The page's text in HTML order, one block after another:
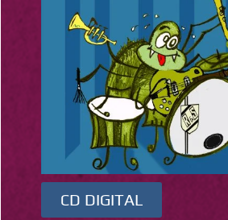
CD DIGITAL